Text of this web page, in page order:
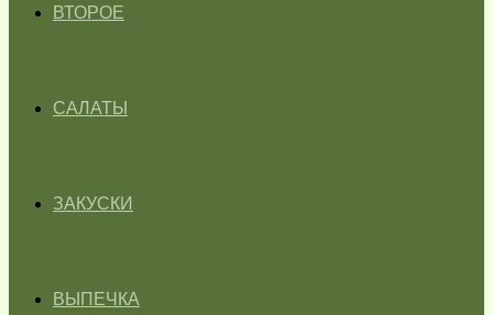
ВТОРОЕ
САЛАТЫ
ЗАКУСКИ
ВЫПЕЧКА